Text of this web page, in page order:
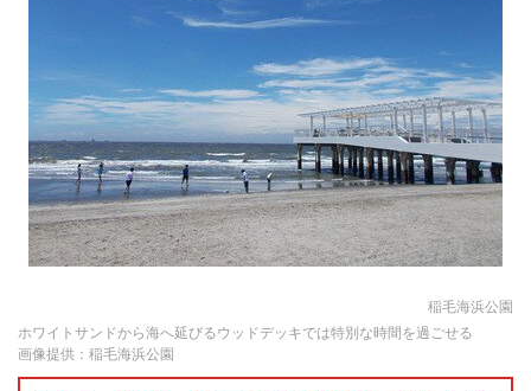
稲毛海浜公園
ホワイトサンドから海へ延びるウッドデッキでは特別な時間を過ごせる
画像提供：稲毛海浜公園